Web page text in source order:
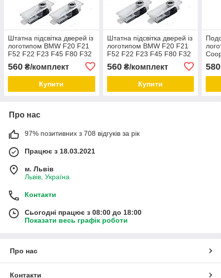
Штатна підсвітка дверей із
логотипом BMW F20 F21
F52 F22 F23 F45 F80 F32
G31 G38 G11 G12 F26 E7
560 ₴/комплект
Купити
Штатна підсвітка дверей із
логотипом BMW F20 F21
F52 F22 F23 F45 F80 F32
G38 G11 G12 F26 E7
560₴/комплект
Купити
580
Про нас
97% позитивних з 708 відгуків за рік
Працює з 18.03.2021
м. Львів
Львів, Україна
Контакти
Сьогодні працює з 08:00 до 18:00
Показати весь графік роботи
Про нас
Контакти